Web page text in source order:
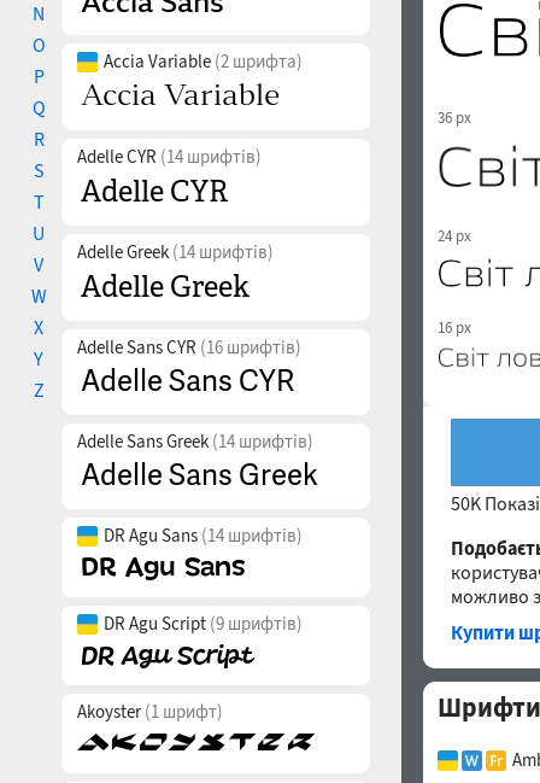
N
O
P
Q
R
S
T
U
V
W
X
Y
Z
Accia Variable (2 шрифта)
Adelle CYR (14 шрифтів)
Adelle Greek (14 шрифтів)
Adelle Sans CYR (16 шрифтів)
Adelle Sans Greek (14 шрифтів)
DR Agu Sans (14 шрифтів)
DR Agu Script (9 шрифтів)
Akoyster(1 шрифт)
36 px
24 px
16 px
50K
можливо
Купити
Шрифти